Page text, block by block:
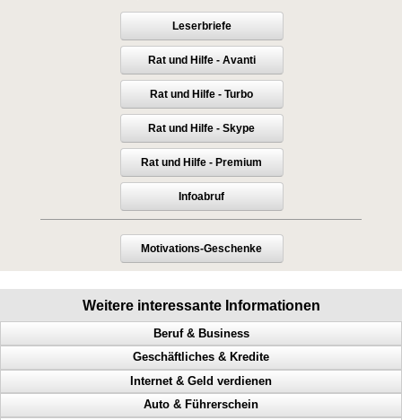
Leserbriefe
Rat und Hilfe - Avanti
Rat und Hilfe - Turbo
Rat und Hilfe - Skype
Rat und Hilfe - Premium
Infoabruf
Motivations-Geschenke
Weitere interessante Informationen
Beruf & Business
Bekanntheitsgrad, Online PR, Neukundengewinnung, Doppel Content
Geld scheffeln, Geld verdienen von zuhause aus, Werbung machen
Arbeitnehmer, Traumberuf, Unternehmer, 61 Geschäftsideen
Geschäftliches & Kredite
Millionär, Abzocker, Geld beschaffen, Ausgaben reduzieren
Lizenz, Verdienst, Geld beschaffen, Umsatz steigern
Internet & Geld verdienen
Internetspezialist, Profit, online verkaufen, mehr Besucher
Auto & Führerschein